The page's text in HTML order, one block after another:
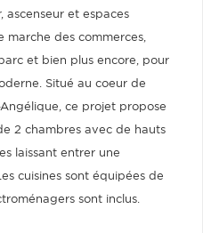
et espaces
marche des commerces,
et bien plus encore, pour
Situé au coeur de
ce projet propose
2 chambres avec de hauts
laissant entrer une
cuisines sont équipées de
sont inclus.